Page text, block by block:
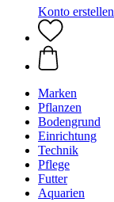
Konto erstellen
Marken
Pflanzen
Bodengrund
Einrichtung
Technik
Pflege
Futter
Aquarien